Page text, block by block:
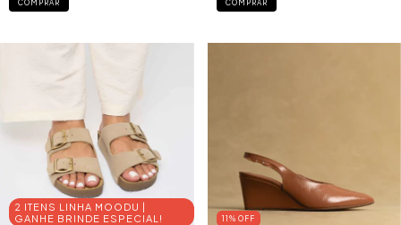
COMPRAR COMPRAR
2 ITENS LINHA MOODU |
GANHE BRINDE ESPECIAL!
11 % OFF